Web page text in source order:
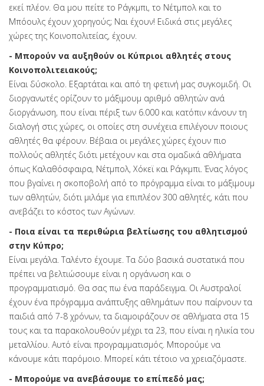
εκεί πλέον. Θα μου πείτε το Ράγκμπι, το Νέτμπολ και το
Μπόουλς έχουν χορηγούς; Ναι έχουν! Ειδικά στις μεγάλες
χώρες της Κοινοπολιτείας, έχουν.
- Μπορούν να αυξηθούν οι Κύπριοι αθλητές στους
Κοινοπολιτειακούς;
Είναι δύσκολο. Εξαρτάται και από τη φετινή μας συγκομιδή. Οι
διοργανωτές ορίζουν το μάξιμουμ αριθμό αθλητών ανά
διοργάνωση, που είναι πέριξ των 6.000 και κατόπιν κάνουν τη
διαλογή στις χώρες, οι οποίες στη συνέχεια επιλέγουν ποιους
αθλητές θα φέρουν. Βέβαια οι μεγάλες χώρες έχουν πιο
πολλούς αθλητές διότι μετέχουν και στα ομαδικά αθλήματα
όπως Καλαθόσφαιρα, Νέτμπολ, Χόκεϊ και Ράγκμπι. Ένας λόγος
που βγαίνει η σκοποβολή από το πρόγραμμα είναι το μάξιμουμ
των αθλητών, διότι μιλάμε για επιπλέον 300 αθλητές, κάτι που
ανεβάζει το κόστος των Αγώνων.
- Ποια είναι τα περιθώρια βελτίωσης του αθλητισμού
στην Κύπρο;
Είναι μεγάλα. Ταλέντο έχουμε. Τα δύο βασικά συστατικά που
πρέπει να βελτιώσουμε είναι η οργάνωση και ο
προγραμματισμό. Θα σας πω ένα παράδειγμα. Οι Αυστραλοί
έχουν ένα πρόγραμμα ανάπτυξης αθλημάτων που παίρνουν τα
παιδιά από 7-8 χρόνων, τα διαμοιράζουν σε αθλήματα στα 15
τους και τα παρακολουθούν μέχρι τα 23, που είναι η ηλικία του
μεταλλίου. Αυτό είναι προγραμματισμός. Μπορούμε να
κάνουμε κάτι παρόμοιο. Μπορεί κάτι τέτοιο να χρειαζόμαστε.
- Μπορούμε να ανεβάσουμε το επίπεδό μας;